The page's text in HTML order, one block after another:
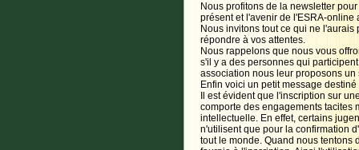
Nous profitons de la newsletter
présent et l'avenir de l'ESRA-online
Nous invitons tout ce qui ne
répondre à vos attentes.
Nous rappelons que nous vous
s'il y a des personnes qui
association nous leur proposons
Enfin voici un petit message
Il est évident que l'inscription sur
comporte des engagements tacites
intellectuelle. En effet, certains
n'utilisent que pour la confirmation
tout le monde. Quand nous tentons